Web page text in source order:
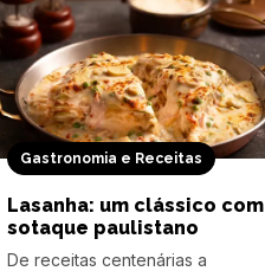
Gastronomia e Receitas
Lasanha: um clássico com
sotaque paulistano
De receitas centenárias a